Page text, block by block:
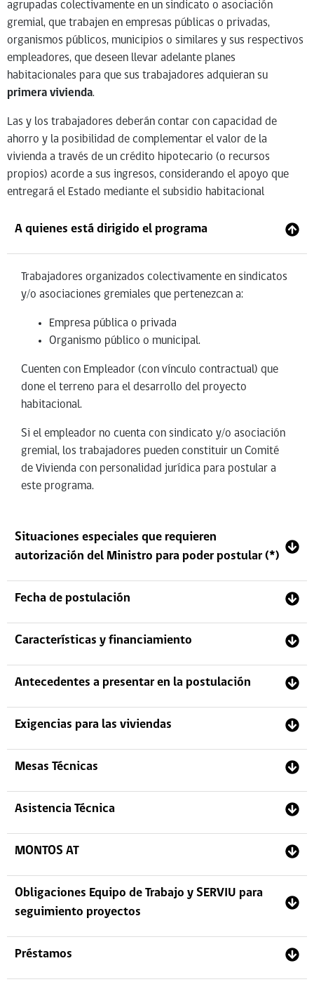
agrupadas colectivamente en un sindicato o asociación
gremial, que trabajen en empresas públicas o privadas,
organismos públicos, municipios o similares y sus respectivos
empleadores, que deseen llevar adelante planes
habitacionales para que sus trabajadores adquieran su
primera vivienda.
Las y los trabajadores deberán contar con capacidad de
ahorro y la posibilidad de complementar el valor de la
vivienda a través de un crédito hipotecario (o recursos
propios) acorde a sus ingresos, considerando el apoyo que
entregará el Estado mediante el subsidio habitacional
A quienes está dirigido el programa
Trabajadores organizados colectivamente en sindicatos
y/o asociaciones gremiales que pertenezcan a:
Empresa pública o privada
Organismo público o municipal.
Cuenten con Empleador (con vínculo contractual) que
done el terreno para el desarrollo del proyecto
habitacional.
Si el empleador no cuenta con sindicato y/o asociación
gremial, los trabajadores pueden constituir un Comité
de Vivienda con personalidad jurídica para postular a
este programa.
Situaciones especiales que requieren
autorización del Ministro para poder postular (*)
Fecha de postulación
Características y financiamiento
Antecedentes a presentar en la postulación
Exigencias para las viviendas
Mesas Técnicas
Asistencia Técnica
MONTOS AT
Obligaciones Equipo de Trabajo y SERVIU para
seguimiento proyectos
Préstamos